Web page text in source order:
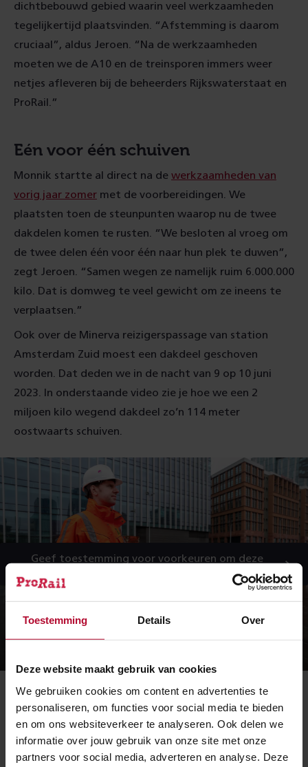
Toestemming Details Over
Deze website maakt gebruik van cookies
We gebruiken cookies om content en advertenties te
personaliseren, om functies voor social media te bieden
en om ons websiteverkeer te analyseren. Ook delen we
informatie over jouw gebruik van onze site met onze
partners voor social media, adverteren en analyse. Deze
dichtbebouwd gebied waarin veel werkzaamheden
tegelijkertijd plaatsvinden. “Afstemming is daarom
cruciaal”, aldus Jeroen. “Na de werkzaamheden
moeten we de A10 en de treinsporen immers weer
netjes afleveren bij de beheerders Rijkswaterstaat en
ProRail.”
Eén voor één schuiven
Monnik startte al direct na de werkzaamheden van
vorig jaar zomer met de voorbereidingen. We
plaatsten toen de steunpunten waarop nu de twee
dakdelen komen te rusten. “We besloten al vroeg om
de twee delen één voor één naar hun plek te duwen”,
zegt Jeroen. “Samen wegen ze namelijk ruim 6.000.000
kilo. Dat is domweg te veel gewicht om ze ineens te
verplaatsen.”
Ook over de Minerva reizigerspassage van station
Amsterdam Zuid moest een dakdeel geschoven
worden. Dat deden we in de nacht van 9 op 10 juni
2023. In onderstaande video zie je hoe we een 2
miljoen kilo wegend dakdeel zo’n 114 meter
oostwaarts schuiven.
Inschuiven eerste dakdeel Minervapassage
Geef toestemming voor voorkeuren om deze
Verbreden perron en slinger in de
A10